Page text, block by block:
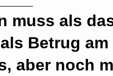
muss als
Betrug
aber noch